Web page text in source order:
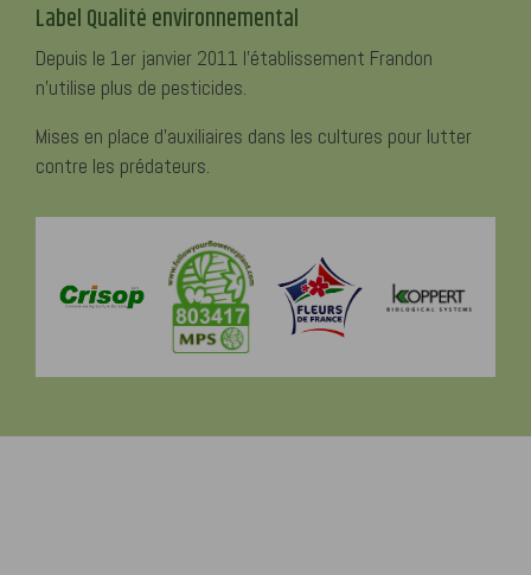
Label Qualité environnemental
Depuis le 1er janvier 2011 l'établissement Frandon
n'utilise plus de pesticides.
Mises en place d'auxiliaires dans les cultures pour lutter
contre les prédateurs.